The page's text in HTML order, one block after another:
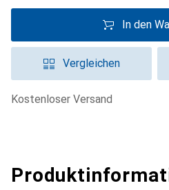
In den
Vergleichen
kostenloser Versand